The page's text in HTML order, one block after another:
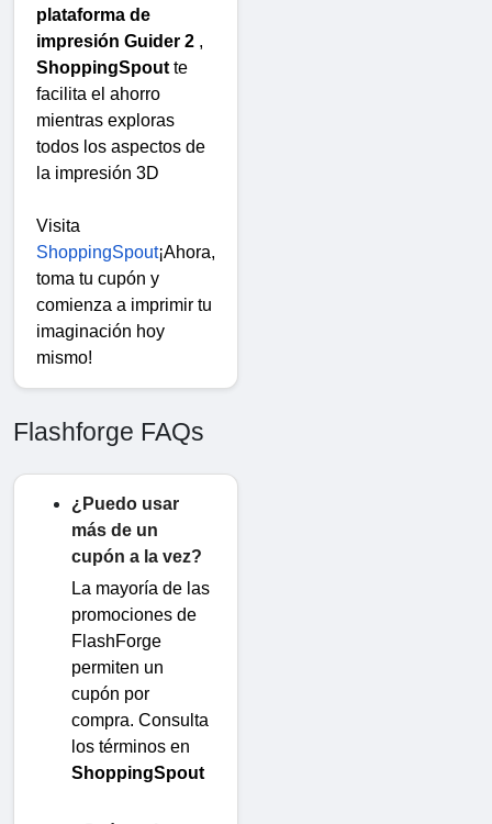
plataforma de
impresión Guider 2 ,
ShoppingSpout te
facilita el ahorro
mientras exploras
todos los aspectos de
la impresión 3D
Visita
ShoppingSpout¡Ahora,
toma tu cupón y
comienza a imprimir tu
imaginación hoy
mismo!
Flashforge FAQs
¿Puedo usar
más de un
cupón a la vez?
La mayoría de las
promociones de
FlashForge
permiten un
cupón por
compra. Consulta
los términos en
ShoppingSpout